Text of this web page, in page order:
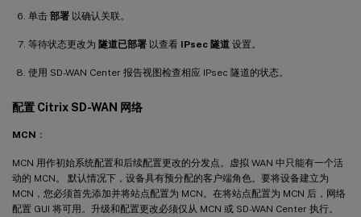
单击 部署 以确认关联。
等待状态更改为 隧道已部署 以查看 IPsec 隧道 设置。
使用 SD-WAN Center 报告视图检查相应 IPsec 隧道的状态。
配置 Citrix SD-WAN 网络
MCN ：
MCN 用作初始系统配置和后续配置更改的分发点。虚拟 WAN 中只能有一个活
动的 MCN。 默认情况下，设备具有预分配的客户端角色。要将设备建立为
MCN，您必须首先添加并将站点配置为 MCN。在将站点配置为 MCN 后，网络
配置 GUI 将可用。升级和配置更改必须仅从 MCN 或 SD-WAN Center 执行。